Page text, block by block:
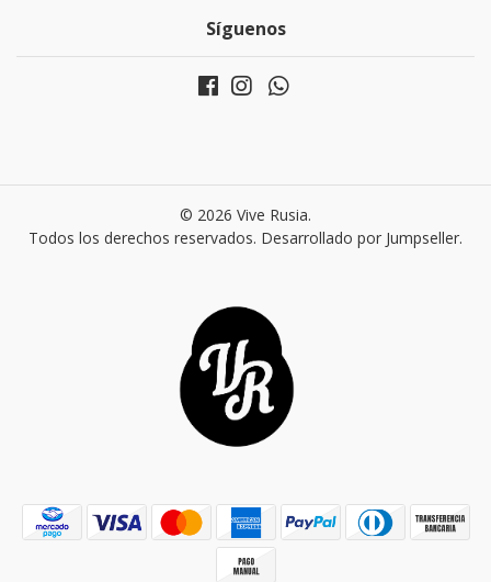
Síguenos
© 2026 Vive Rusia.
Todos los derechos reservados. Desarrollado por Jumpseller.